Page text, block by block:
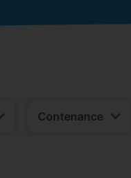
Contenance